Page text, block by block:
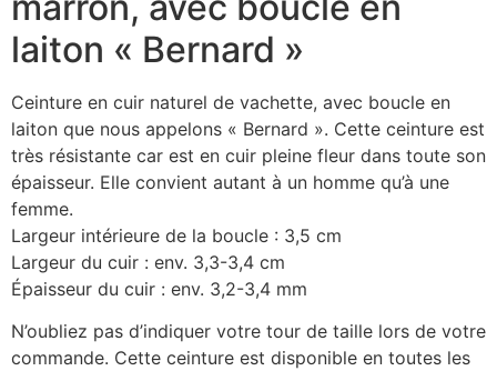
laiton « Bernard »
Ceinture en cuir naturel de vachette, avec boucle en
laiton que nous appelons « Bernard ». Cette ceinture est
très résistante car est en cuir pleine fleur dans toute son
épaisseur. Elle convient autant à un homme qu’à une
femme.
Largeur intérieure de la boucle : 3,5 cm
Largeur du cuir : env. 3,3-3,4 cm
Épaisseur du cuir : env. 3,2-3,4 mm
N’oubliez pas d’indiquer votre tour de taille lors de votre
commande. Cette ceinture est disponible en toutes les